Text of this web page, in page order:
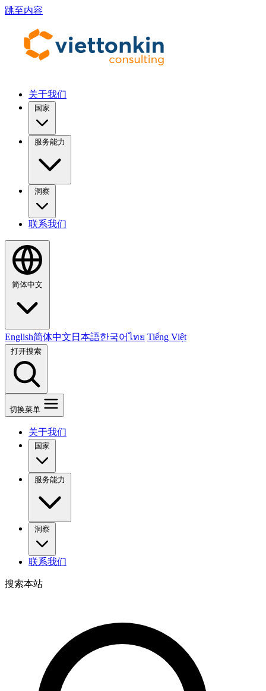
跳至内容
关于我们
国家
服务能力
洞察
联系我们
简体中文
English简体中文 日本語한국어ไทย Tiếng Việt
打开搜索
切换菜单
关于我们
国家
服务能力
洞察
联系我们
搜索本站